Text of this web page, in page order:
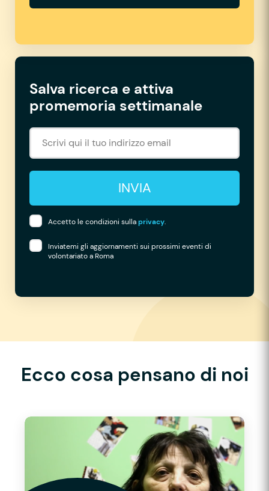
Salva ricerca e attiva
promemoria settimanale
INVIA
Accetto le condizioni sullaprivacy.
Inviatemi gli aggiornamenti sui prossimi eventi di
volontariato a Roma
Ecco cosa pensano di noi